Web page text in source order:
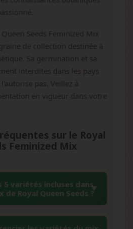
Queen Seeds Feminized Mix
de collection destinée à
Sa germination et sa
interdites dans les pays
pas. Veillez à
en vigueur dans votre
sur le Royal
Feminized Mix
5 variétés incluses dans
de Royal Queen Seeds ?
graine de chacune des